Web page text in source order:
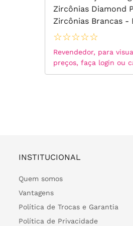
Zircônias Diamond
Zircônias Brancas -
Ouro 18k
☆☆☆☆☆
Revendedor, para
preços, faça login ou
INSTITUCIONAL
Quem somos
Vantagens
Política de Trocas e Garantia
Política de Privacidade